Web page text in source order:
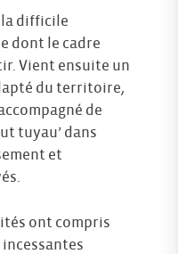
la difficile
dont le cadre
Vient ensuite un
du territoire,
de
tuyau’ dans
et
ont compris
incessantes